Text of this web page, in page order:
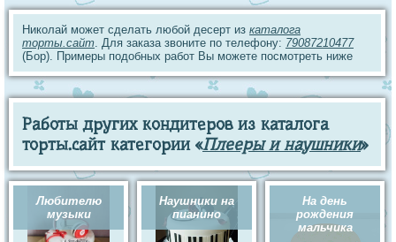
Николай может сделать любой десерт из каталога
торты.сайт. Для заказа звоните по телефону: 79087210477
(Бор). Примеры подобных работ Вы можете посмотреть ниже
Работы других кондитеров из каталога
торты.сайт категории «Плееры и наушники»
Любителю
музыки
Наушники на
пианино
На день
рождения
мальчика